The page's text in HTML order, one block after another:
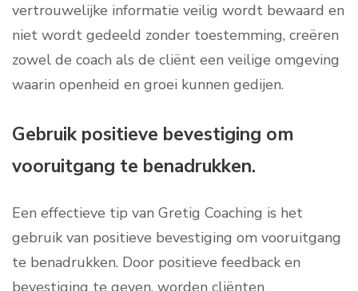
vertrouwelijke informatie veilig wordt bewaard en
niet wordt gedeeld zonder toestemming, creëren
zowel de coach als de cliënt een veilige omgeving
waarin openheid en groei kunnen gedijen.
Gebruik positieve bevestiging om
vooruitgang te benadrukken.
Een effectieve tip van Gretig Coaching is het
gebruik van positieve bevestiging om vooruitgang
te benadrukken. Door positieve feedback en
bevestiging te geven, worden cliënten